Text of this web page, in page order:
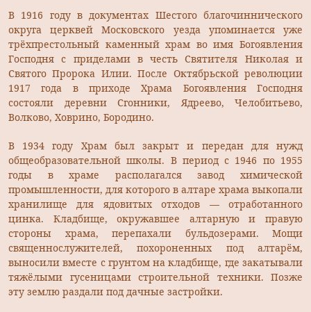
В 1916 году в документах Шестого благочиннического
округа церквей Московского уезда упоминается уже
трёхпрестольный каменный храм во имя Богоявления
Господня с приделами в честь Святителя Николая и
Святого Пророка Илии. После Октябрьской революции
1917 года в приходе Храма Богоявления Господня
состояли деревни Сгонники, Ядреево, Челобитьево,
Волково, Ховрино, Бородино.
В 1934 году Храм был закрыт и передан для нужд
общеобразовательной школы. В период с 1946 по 1955
годы в храме располагался завод химической
промышленности, для которого в алтаре храма выкопали
хранилище для ядовитых отходов — отработанного
цинка. Кладбище, окружавшее алтарную и правую
стороны храма, перепахали бульдозерами. Мощи
священнослужителей, похороненных под алтарём,
выносили вместе с грунтом на кладбище, где закатывали
тяжёлыми гусеницами строительной техники. Позже
эту землю раздали под дачные застройки.